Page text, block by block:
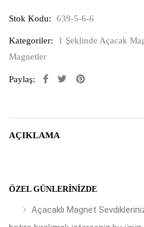
Stok Kodu: 639-5-6-6
Kategoriler: 1 Şeklinde Açacak
Magnetler
Paylaş:
AÇIKLAMA
ÖZEL GÜNLERINIZDE
Açacaklı Magnet